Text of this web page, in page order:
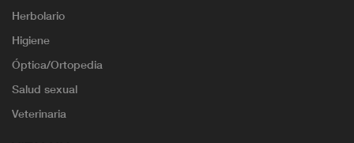
Herbolario
Higiene
Óptica/Ortopedia
Salud sexual
Veterinaria